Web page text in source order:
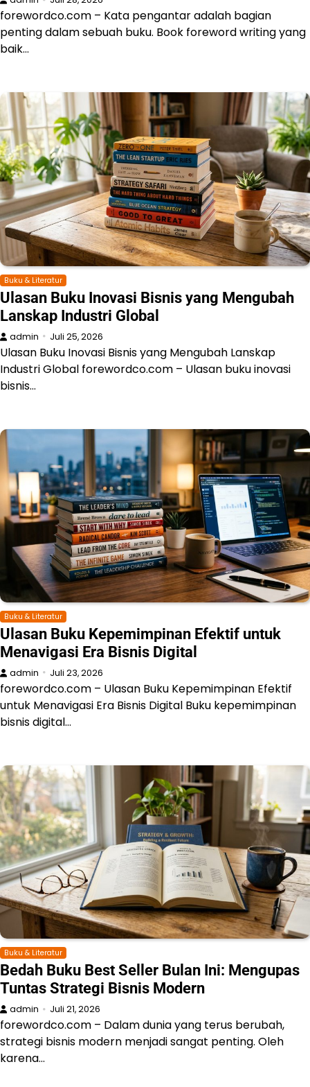
forewordco.com – Kata pengantar adalah bagian
penting dalam sebuah buku. Book foreword writing yang
baik…
Buku & Literatur
Ulasan Buku Inovasi Bisnis yang Mengubah
Lanskap Industri Global
admin Juli 25, 2026
Ulasan Buku Inovasi Bisnis yang Mengubah Lanskap
Industri Global forewordco.com – Ulasan buku inovasi
bisnis…
Buku & Literatur
Ulasan Buku Kepemimpinan Efektif untuk
Menavigasi Era Bisnis Digital
admin Juli 23, 2026
forewordco.com – Ulasan Buku Kepemimpinan Efektif
untuk Menavigasi Era Bisnis Digital Buku kepemimpinan
bisnis digital…
Buku & Literatur
Bedah Buku Best Seller Bulan Ini: Mengupas
Tuntas Strategi Bisnis Modern
admin Juli 21, 2026
forewordco.com – Dalam dunia yang terus berubah,
strategi bisnis modern menjadi sangat penting. Oleh
karena…